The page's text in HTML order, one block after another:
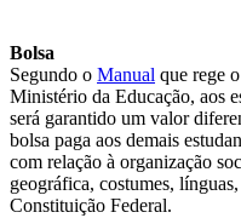
Bolsa
Segundo o Manual que rege
Ministério da Educação, aos
será garantido um valor
bolsa paga aos demais
com relação à organização
geográfica, costumes,
Constituição Federal.